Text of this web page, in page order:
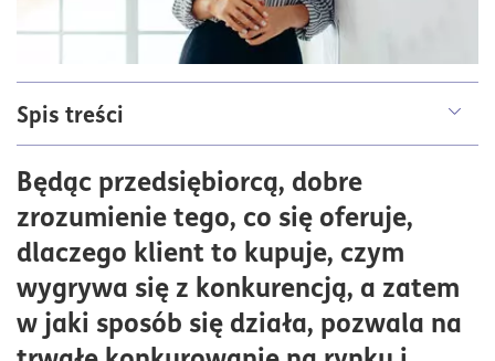
Spis treści
Model biznesowy a Business Model Canvas
Jak działa Business Model Canvas w praktyce?
Model biznesowy jako fundament innowacji
Będąc przedsiębiorcą, dobre
zrozumienie tego, co się oferuje,
dlaczego klient to kupuje, czym
wygrywa się z konkurencją, a zatem
w jaki sposób się działa, pozwala na